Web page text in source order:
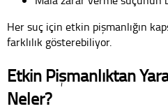
Her suç için etkin pişmanlığın
farklılık gösterebiliyor.
Etkin Pişmanlıktan
Neler?